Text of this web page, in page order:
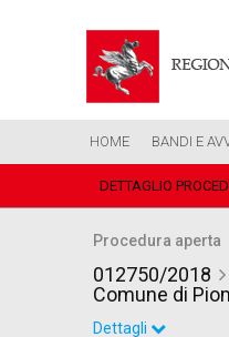
HOME BANDI E
DETTAGLIO
Procedura aperta
012750/2018
Comune di
Dettagli